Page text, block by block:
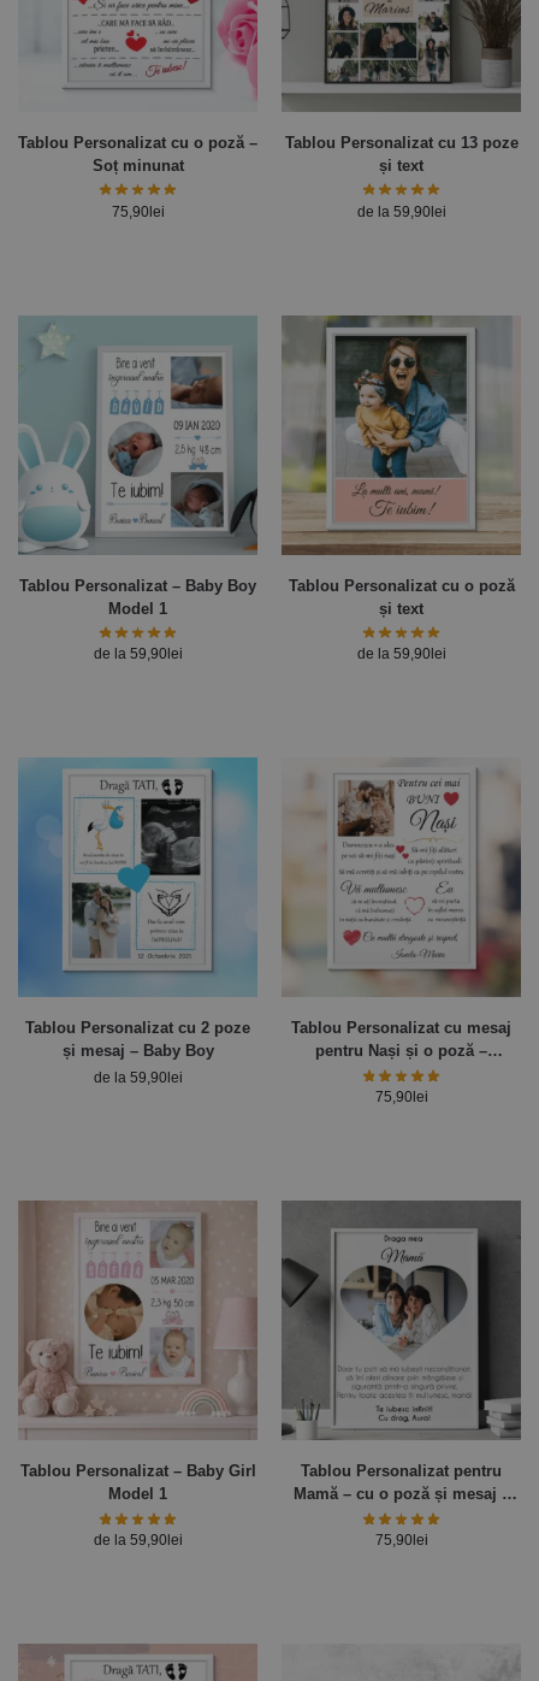
Tablou Personalizat cu o poză –
Soț minunat
75,90lei
Tablou Personalizat cu 13 poze
și text
de la 59,90lei
Tablou Personalizat – Baby Boy
Model 1
de la 59,90 lei
Tablou Personalizat cu o poză
și text
de la 59,90 lei
Tablou Personalizat cu 2 poze
și mesaj – Baby Boy
de la 59,90 lei
Tablou Personalizat cu mesaj
pentru Nași și o poză –
30x40cm
75,90 lei
Tablou Personalizat – Baby Girl
Model 1
de la 59,90 lei
Tablou Personalizat pentru
Mamă – cu o poză și mesaj –
30x40cm
75,90 lei